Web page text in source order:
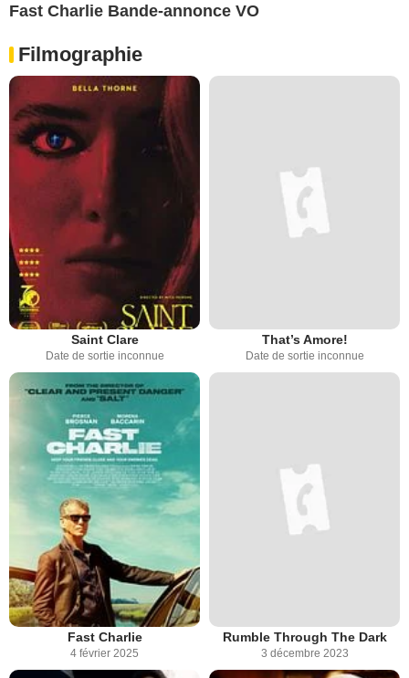
Fast Charlie Bande-annonce VO
Filmographie
Saint Clare
Date de sortie inconnue
That’s Amore!
Date de sortie inconnue
Fast Charlie
4 février 2025
Rumble Through The Dark
3 décembre 2023